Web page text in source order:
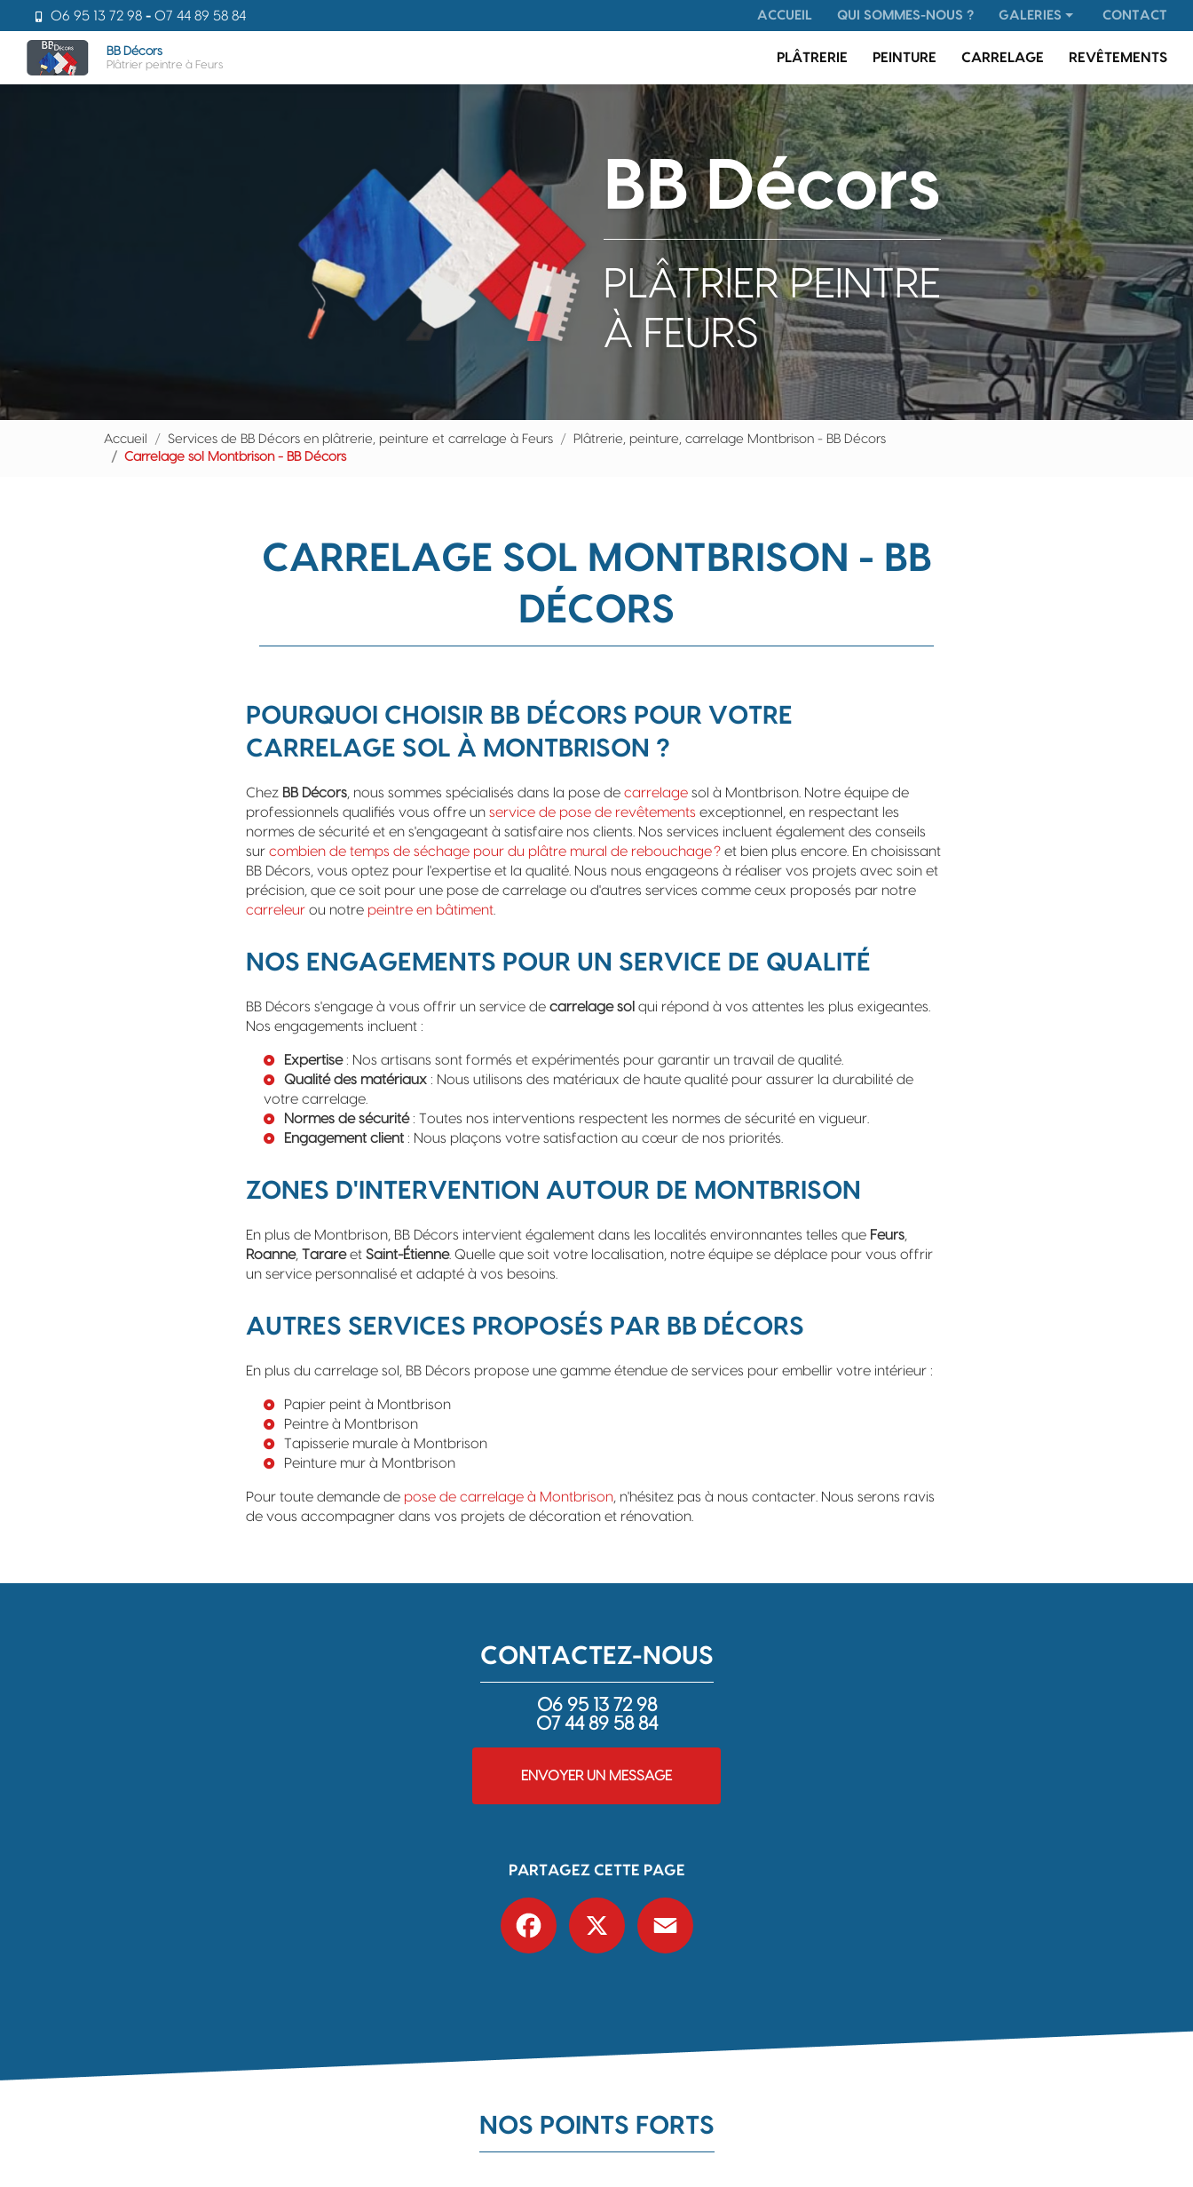
au
contenu
principal
06 95 13 72 98- 07 44 89 58 84
BB Décors
Plâtrier peintre à Feurs
Navigation secondaire
ACCUEIL QUI SOMMES-NOUS ? GALERIES
Carrelage
Revêtements
CONTACT
PLÂTRERIE
PEINTURE CARRELAGE REVÊTEMENTS
BB Décors
PLÂTRIER PEINTRE
À FEURS
Accueil Services de BB Décors en plâtrerie, peinture et carrelage à Feurs
Plâtrerie, peinture, carrelage Montbrison - BB Décors
Carrelage sol Montbrison - BB Décors
CARRELAGE SOL MONTBRISON - BB
DÉCORS
POURQUOI CHOISIR BB DÉCORS POUR VOTRE
CARRELAGE SOL À MONTBRISON ?
Chez BB Décors , nous sommes spécialisés dans la pose de carrelage sol à Montbrison. Notre équipe de
professionnels qualifiés vous offre un service de pose de revêtements exceptionnel, en respectant les
normes de sécurité et en s'engageant à satisfaire nos clients. Nos services incluent également des conseils
sur combien de temps de séchage pour du plâtre mural de rebouchage ? et bien plus encore. En choisissant
BB Décors, vous optez pour l'expertise et la qualité. Nous nous engageons à réaliser vos projets avec soin et
précision, que ce soit pour une pose de carrelage ou d'autres services comme ceux proposés par notre
carreleur ou notre peintre en bâtiment
NOS ENGAGEMENTS POUR UN SERVICE DE QUALITÉ
BB Décors s'engage à vous offrir un service de carrelage sol qui répond à vos attentes les plus exigeantes.
Nos engagements incluent :
Expertise: Nos artisans sont formés et expérimentés pour garantir un travail de qualité.
Qualité des matériaux : Nous utilisons des matériaux de haute qualité pour assurer la durabilité de
votre carrelage.
Normes de sécurité: Toutes nos interventions respectent les normes de sécurité en vigueur.
Engagement client : Nous plaçons votre satisfaction au cœur de nos priorités.
ZONES D'INTERVENTION AUTOUR DE MONTBRISON
En plus de Montbrison, BB Décors intervient également dans les localités environnantes telles que Feurs
Roanne, Tarareet Saint-Étienne. Quelle que soit votre localisation, notre équipe se déplace pour vous offrir
un service personnalisé et adapté à vos besoins.
AUTRES SERVICES PROPOSÉS PAR BB DÉCORS
En plus du carrelage sol, BB Décors propose une gamme étendue de services pour embellir votre intérieur :
Papier peint à Montbrison
Peintre à Montbrison
Tapisserie murale à Montbrison
Peinture mur à Montbrison
Pour toute demande de pose de carrelage à Montbrison , n'hésitez pas à nous contacter. Nous serons ravis
de vous accompagner dans vos projets de décoration et rénovation.
CONTACTEZ-NOUS
06 95 13 72 98
07 44 89 58 84
ENVOYER UN MESSAGE
PARTAGEZ CETTE PAGE
Facebook
NOS POINTS FORTS